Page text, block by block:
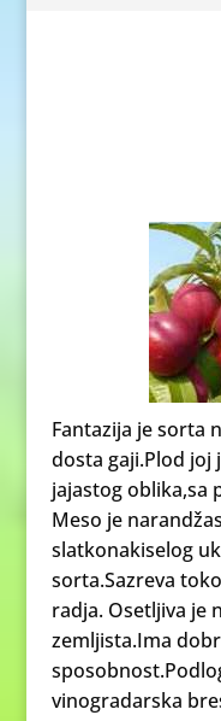
Fantazija je sorta
dosta gaji.Plod joj
jajastog oblika,sa
Meso je
slatkonakiselog
sorta.Sazreva
radja. Osetljiva je
zemljista.Ima
vinogradarska